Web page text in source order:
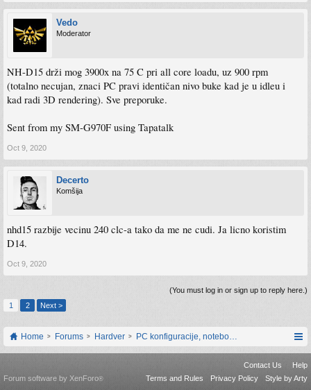
Vedo
Moderator
NH-D15 drži mog 3900x na 75 C pri all core loadu, uz 900 rpm
(totalno necujan, znaci PC pravi identičan nivo buke kad je u idleu i
kad radi 3D rendering). Sve preporuke.
Sent from my SM-G970F using Tapatalk
Oct 9, 2020
Decerto
Komšija
nhd15 razbije vecinu 240 clc-a tako da me ne cudi. Ja licno koristim
D14.
Oct 9, 2020
(You must log in or sign up to reply here.)
1
2 Next >
Home Forums Hardver PC konfiguracije, notebook računari, servis
Contact Us
Help
Terms and Rules
Privacy Policy Style by Arty
Forum software by XenForo®